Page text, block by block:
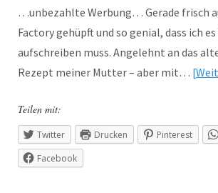
…unbezahlte Werbung… Gerade frisch
Factory gehüpft und so genial, dass ich
aufschreiben muss. Angelehnt an das
Rezept meiner Mutter – aber mit…
Teilen mit:
Twitter Drucken Pinterest
Facebook